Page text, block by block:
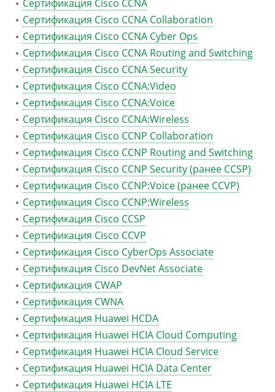
Сертификация Cisco CCNA
Сертификация Cisco CCNA Collaboration
Сертификация Cisco CCNA Cyber Ops
Сертификация Cisco CCNA Routing and Switching
Сертификация Cisco CCNA Security
Сертификация Cisco CCNA:Video
Сертификация Cisco CCNA:Voice
Сертификация Cisco CCNA:Wireless
Сертификация Cisco CCNP Collaboration
Сертификация Cisco CCNP Routing and Switching
Сертификация Cisco CCNP Security (ранее CCSP)
Сертификация Cisco CCNP:Voice (ранее CCVP)
Сертификация Cisco CCNP:Wireless
Сертификация Cisco CCSP
Сертификация Cisco CCVP
Сертификация Cisco CyberOps Associate
Сертификация Cisco DevNet Associate
Сертификация CWAP
Сертификация CWNA
Сертификация Huawei HCDA
Сертификация Huawei HCIA Cloud Computing
Сертификация Huawei HCIA Cloud Service
Сертификация Huawei HCIA Data Center
Сертификация Huawei HCIA LTE